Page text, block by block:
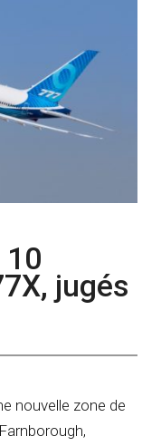
10
jugés
nouvelle zone de